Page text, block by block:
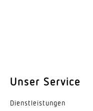
-20 – 50 °C
Variante
Unser Service
Dienst­leis­tungen